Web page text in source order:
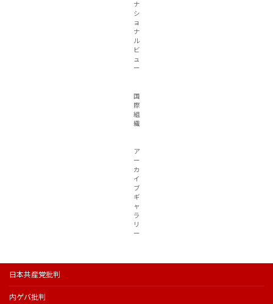
ナ
シ
ョ
ナ
ル
ビ
ュ
ー
国
際
組
織
ア
ー
カ
イ
ブ
ギ
ャ
ラ
リ
ー
日本共産党批判
内ゲバ批判